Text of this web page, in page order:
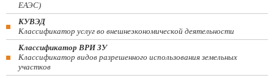
ЕАЭС)
КУВЭД
Классификатор услуг во внешнеэкономической деятельности
Классификатор ВРИ ЗУ
Классификатор видов разрешенного использования земельных
участков